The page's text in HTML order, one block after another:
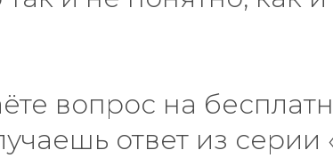
вопрос на
ответ из серии